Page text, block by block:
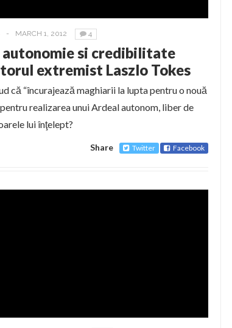
- MARCH 1, 2012 4
autonomie si credibilitate
extremist Laszlo Tokes
că “încurajează maghiarii la lupta pentru o nouă
realizarea unui Ardeal autonom, liber de
lui înţelept?
Share Twitter Facebook